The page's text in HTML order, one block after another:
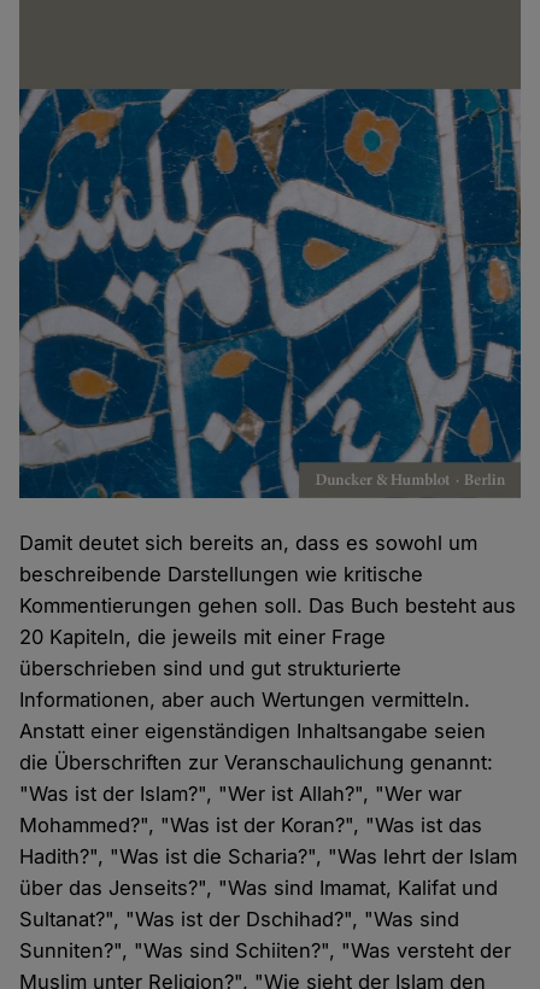
Damit deutet sich bereits an, dass es sowohl um
beschreibende Darstellungen wie kritische
Kommentierungen gehen soll. Das Buch besteht aus
20 Kapiteln, die jeweils mit einer Frage
überschrieben sind und gut strukturierte
Informationen, aber auch Wertungen vermitteln.
Anstatt einer eigenständigen Inhaltsangabe seien
die Überschriften zur Veranschaulichung genannt:
"Was ist der Islam?", "Wer ist Allah?", "Wer war
Mohammed?", "Was ist der Koran?", "Was ist das
Hadith?", "Was ist die Scharia?", "Was lehrt der Islam
über das Jenseits?", "Was sind Imamat, Kalifat und
Sultanat?", "Was ist der Dschihad?", "Was sind
Sunniten?", "Was sind Schiiten?", "Was versteht der
Muslim unter Religion?", "Wie sieht der Islam den